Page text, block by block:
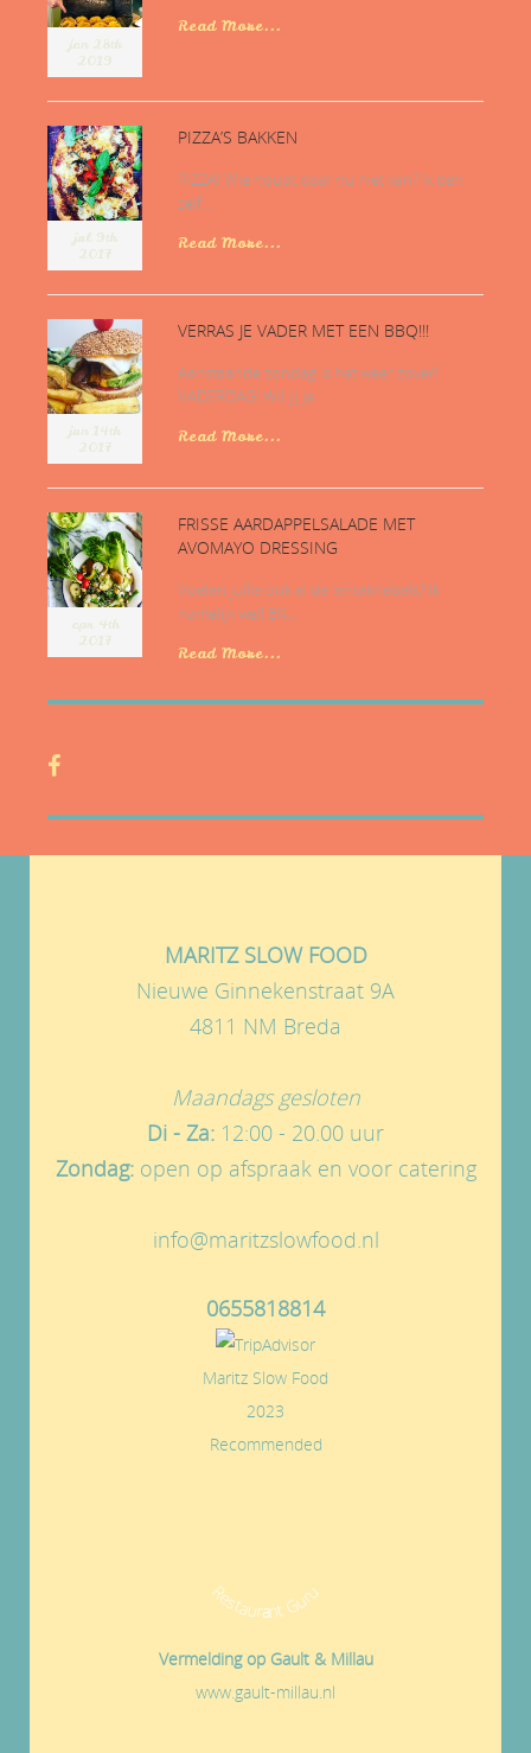
jan 28th
2019
Read More...
jul 9th
2017
PIZZA’S BAKKEN
PIZZA! Wie houdt daar nu niet van? Ik ben
zelf...
Read More...
jun 14th
2017
VERRAS JE VADER MET EEN BBQ!!!
Aanstaande zondag is het weer zover!
VADERDAG! Wil jij je...
Read More...
apr 4th
2017
FRISSE AARDAPPELSALADE MET
AVOMAYO DRESSING
Voelen jullie ook al de lentekriebels? Ik
namelijk wel! EN...
Read More...
MARITZ SLOW FOOD
Nieuwe Ginnekenstraat 9A
4811 NM Breda
Maandags gesloten
Di - Za: 12:00 - 20.00 uur
Zondag:open op afspraak en voor catering
info@maritzslowfood.nl
0655818814
Maritz Slow Food
2023
Recommended
Restaurant Guru
Vermelding op Gault & Millau
www.gault-millau.nl